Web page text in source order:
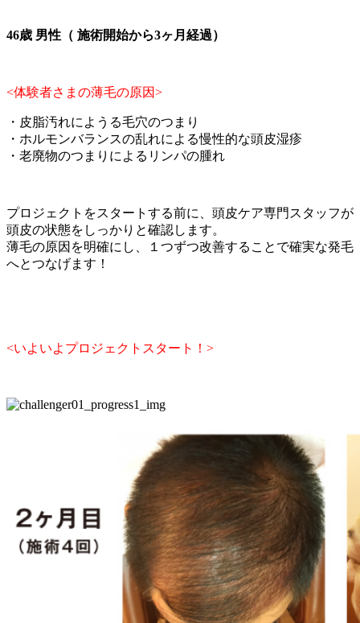
46歳 男性（ 施術開始から3ヶ月経過）
<体験者さまの薄毛の原因>
・皮脂汚れにようる毛穴のつまり
・ホルモンバランスの乱れによる慢性的な頭皮湿疹
・老廃物のつまりによるリンパの腫れ
プロジェクトをスタートする前に、頭皮ケア専門スタッフが
頭皮の状態をしっかりと確認します。
薄毛の原因を明確にし、１つずつ改善することで確実な発毛
へとつなげます！
<いよいよプロジェクトスタート！>